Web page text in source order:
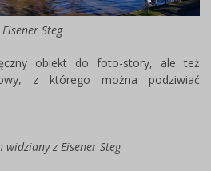
Eisener Steg
obiekt do foto-story, ale też
z którego można podziwiać
z Eisener Steg